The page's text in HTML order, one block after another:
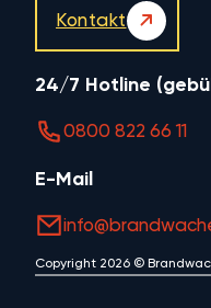
Kontakt
24/7 Hotline
0800 822 66 11
E-Mail
Copyright 2026 ©